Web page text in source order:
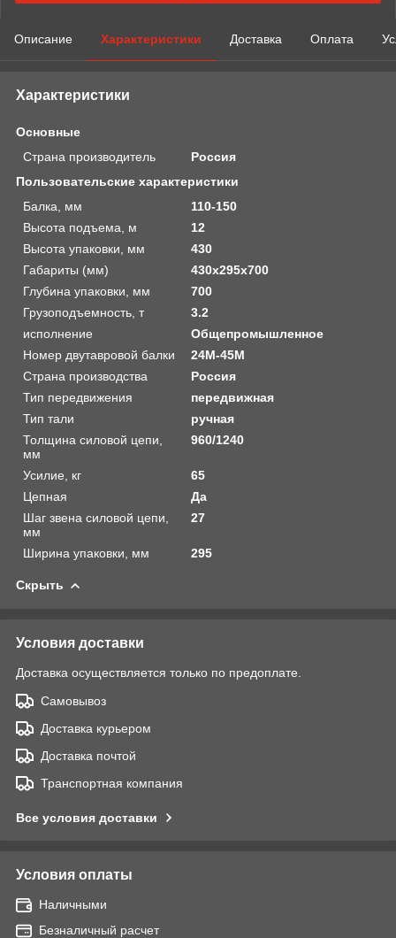
Описание Характеристики Доставка Оплата
Характеристики
Основные
Страна производитель
Россия
Пользовательские характеристики
Балка, мм
110-150
Высота подъема, м
12
Высота упаковки, мм
430
Габариты (мм)
430x295x700
Глубина упаковки, мм
700
Грузоподъемность, т
3.2
исполнение
Общепромышленное
Номер двутавровой балки
24M-45M
Страна производства
Россия
Тип передвижения
передвижная
Тип тали
ручная
Толщина силовой цепи,
мм
960/1240
Усилие, кг
65
Цепная
Да
Шаг звена силовой цепи,
мм
27
Ширина упаковки, мм 295
Скрыть
Условия доставки
Доставка осуществляется только по предоплате.
Самовывоз
Доставка курьером
Доставка почтой
Транспортная компания
Все условия доставки
Условия оплаты
Наличными
Безналичный расчет